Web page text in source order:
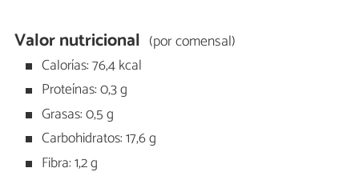
Valor nutricional (por comensal)
Calorías: 76,4 kcal
Proteínas: 0,3 g
Grasas: 0,5 g
Carbohidratos: 17,6 g
Fibra: 1,2 g